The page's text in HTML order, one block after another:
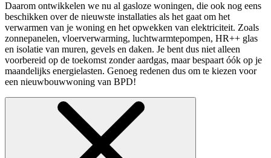
Daarom ontwikkelen we nu al gasloze woningen, die ook nog eens
beschikken over de nieuwste installaties als het gaat om het
verwarmen van je woning en het opwekken van elektriciteit. Zoals
zonnepanelen, vloerverwarming, luchtwarmtepompen, HR++ glas
en isolatie van muren, gevels en daken. Je bent dus niet alleen
voorbereid op de toekomst zonder aardgas, maar bespaart óók op je
maandelijks energielasten. Genoeg redenen dus om te kiezen voor
een nieuwbouwwoning van BPD!